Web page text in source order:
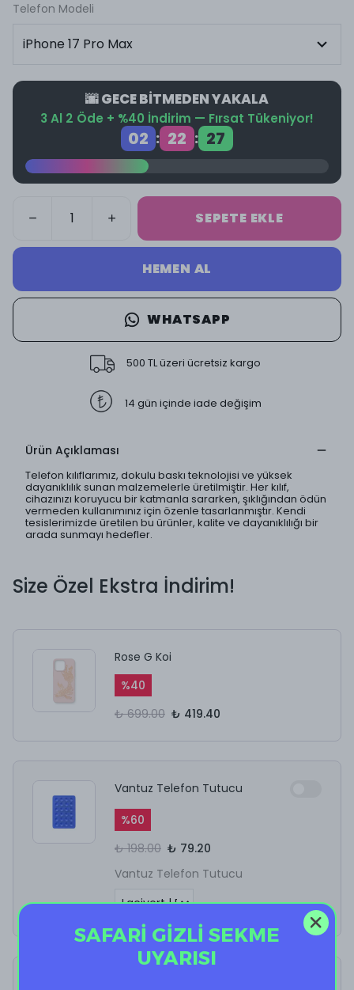
Telefon Modeli
🌆 GECE BİTMEDEN YAKALA
3 Al 2 Öde + %40 İndirim — Fırsat Tükeniyor!
02 : 22 : 26
SEPETE EKLE
HEMEN AL
WHATSAPP
500 TL üzeri ücretsiz kargo
14 gün içinde iade değişim
Ürün Açıklaması
Telefon kılıflarımız, dokulu baskı teknolojisi ve yüksek
dayanıklılık sunan malzemelerle üretilmiştir. Her kılıf,
cihazınızı koruyucu bir katmanla sararken, şıklığından ödün
vermeden kullanımınız için özenle tasarlanmıştır. Kendi
tesislerimizde üretilen bu ürünler, kalite ve dayanıklılığı bir
arada sunmayı hedefler.
Size Özel Ekstra İndirim!
Rose G Koi
%40
₺ 699.00 ₺ 419.40
Vantuz Telefon Tutucu
%60
₺ 198.00 ₺ 79.20
Vantuz Telefon Tutucu
SAFARİ GİZLİ SEKME
UYARISI